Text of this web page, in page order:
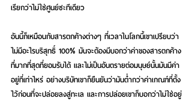
เรียกว่าไม่ใช่ศูนย์ซะทีเดียว
อันนี้ก็เหมือนกับสารตกค้างต่างๆ ที่เวลาในโลกนี้เขาเปรียบว่า
ไม่มีอะไรบริสุทธิ์ 100% มันจะต้องมีบอกว่าค่าของสารตกค้าง
ที่มากที่สุดที่ยอมรับได้ และไม่เป็นอันตรายต่อมนุษย์นั้นมันมีค่า
อยู่ที่เท่าไหร่ อย่างบริษัทเขาก็ยืนยันว่ามันต่ำกว่าค่าเกณฑ์ที่ตั้ง
ไว้ก่อนที่จะปล่อยลงสู่ทะเล และการปล่อยเขาก็บอกว่าไม่ใช่อยู่